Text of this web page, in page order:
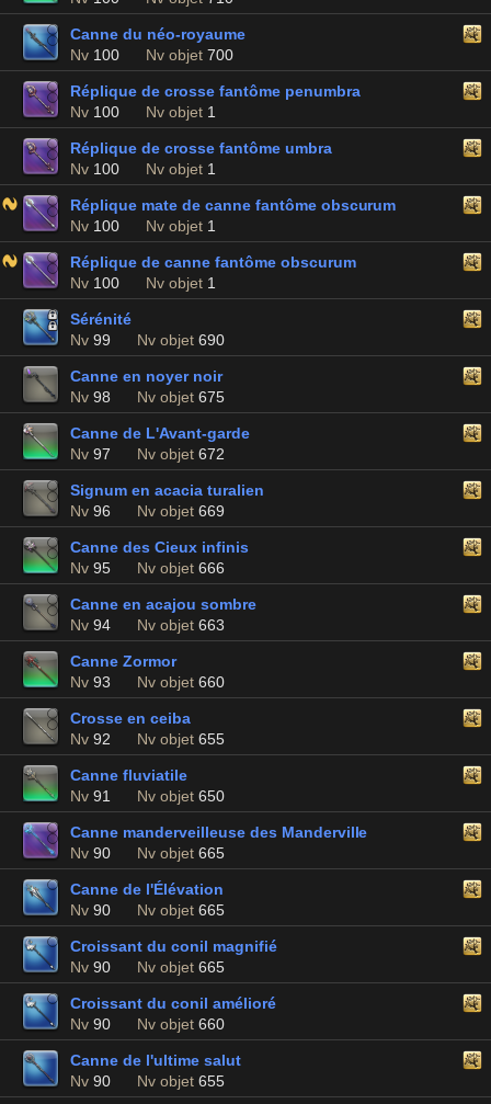
Canne du néo-royaume
Nv 100 Nv objet 700
Réplique de crosse fantôme penumbra
Nv 100 Nv objet 1
Réplique de crosse fantôme umbra
Nv 100 Nv objet 1
Réplique mate de canne fantôme obscurum
Nv 100 Nv objet 1
Réplique de canne fantôme obscurum
Nv 100 Nv objet 1
Sérénité
Nv 99 Nv objet 690
Canne en noyer noir
Nv 98 Nv objet 675
Canne de L'Avant-garde
Nv 97 Nv objet 672
Signum en acacia turalien
Nv 96 Nv objet 669
Canne des Cieux infinis
Nv 95 Nv objet 666
Canne en acajou sombre
Nv 94 Nv objet 663
Canne Zormor
Nv 93 Nv objet 660
Crosse en ceiba
Nv 92 Nv objet 655
Canne fluviatile
Nv 91 Nv objet 650
Canne manderveilleuse des Manderville
Nv 90 Nv objet 665
Canne de l'Élévation
Nv 90 Nv objet 665
Croissant du conil magnifié
Nv 90 Nv objet 665
Croissant du conil amélioré
Nv 90 Nv objet 660
Canne de l'ultime salut
Nv 90 Nv objet 655